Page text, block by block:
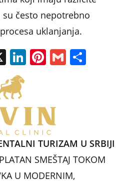
često nepotrebno
uklanjanja.
X Li
e
dI
n
Pi
e
st
G
TURIZAM U SRBIJI
SMEŠTAJ TOKOM
U MODERNIM,